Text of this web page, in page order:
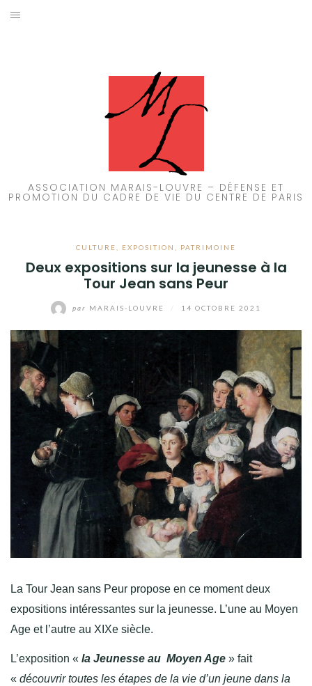
Aller
ASSOCIATION MARAIS-LOUVRE – DÉFENSE ET
PROMOTION DU CADRE DE VIE DU CENTRE DE PARIS
CULTURE EXPOSITION PATRIMOINE
Deux expositions sur la jeunesse à la
Tour Jean sans Peur
par MARAIS-LOUVRE 14 OCTOBRE 2021
La Tour Jean sans Peur propose en ce moment deux
expositions intéressantes sur la jeunesse. L’une au Moyen
Age et l’autre au XIXe siècle.
L’exposition « la Jeunesse au Moyen Age » fait
« découvrir toutes les étapes de la vie d’un jeune dans la